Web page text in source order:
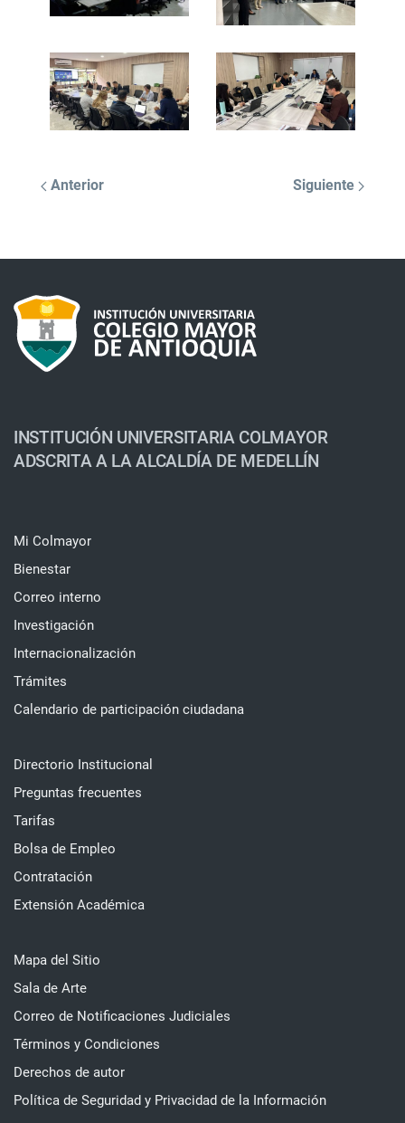
Anterior Siguiente
INSTITUCIÓN UNIVERSITARIA COLMAYOR
ADSCRITA A LA ALCALDÍA DE MEDELLÍN
Mi Colmayor
Bienestar
Correo interno
Investigación
Internacionalización
Trámites
Calendario de participación ciudadana
Directorio Institucional
Preguntas frecuentes
Tarifas
Bolsa de Empleo
Contratación
Extensión Académica
Mapa del Sitio
Sala de Arte
Correo de Notificaciones Judiciales
Términos y Condiciones
Derechos de autor
Política de Seguridad y Privacidad de la Información